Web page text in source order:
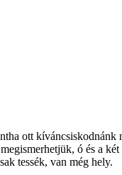
ott
ó és a
tessék, van még hely.